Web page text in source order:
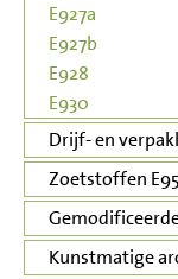
E927a
E927b
E928
E930
Drijf- en
Zoetstoffen
Kunstmatige